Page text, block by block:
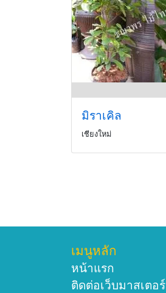
มิราเคิล
เชียงใหม่
เมนูหลัก
หน้าแรก
ติดต่อเว็บมาสเตอร์